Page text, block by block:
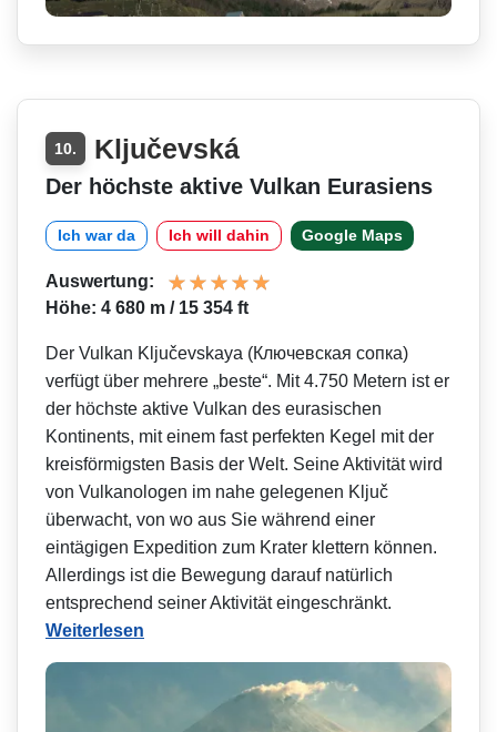
10. Ključevská
Der höchste aktive Vulkan Eurasiens
Ich war da Ich will dahin Google Maps
Auswertung:
Höhe: 4 680 m / 15 354 ft
Der Vulkan Ključevskaya (Ключевская сопка)
verfügt über mehrere „beste“. Mit 4.750 Metern ist er
der höchste aktive Vulkan des eurasischen
Kontinents, mit einem fast perfekten Kegel mit der
kreisförmigsten Basis der Welt. Seine Aktivität wird
von Vulkanologen im nahe gelegenen Ključ
überwacht, von wo aus Sie während einer
eintägigen Expedition zum Krater klettern können.
Allerdings ist die Bewegung darauf natürlich
entsprechend seiner Aktivität eingeschränkt.
Weiterlesen